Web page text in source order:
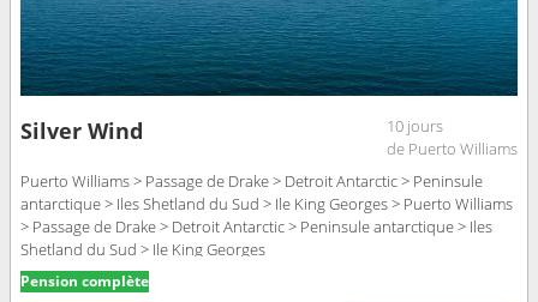
Silver Wind
10 jours
de Puerto Williams
Puerto Williams > Passage de Drake > Detroit Antarctic > Peninsule
antarctique > Iles Shetland du Sud > Ile King Georges > Puerto Williams
> Passage de Drake > Detroit Antarctic > Peninsule antarctique > Iles
Shetland du Sud > Ile King Georges
Pension complète